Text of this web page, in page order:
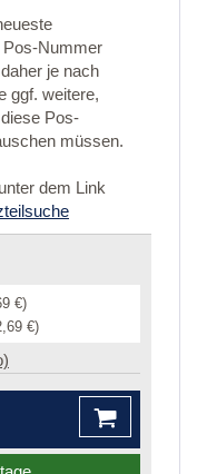
Pos-Nummer
je nach
ggf. weitere,
Pos-
müssen.
dem Link
€)
€)